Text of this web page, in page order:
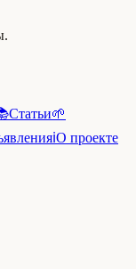
Статьи🌱
ℹ️О проекте